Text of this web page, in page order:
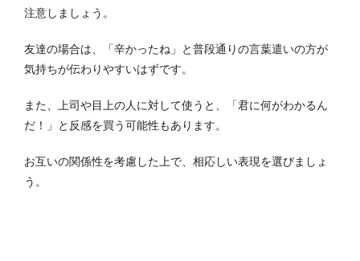
注意しましょう。
友達の場合は、「辛かったね」と普段通りの言葉遣いの方が
気持ちが伝わりやすいはずです。
また、上司や目上の人に対して使うと、「君に何がわかるん
だ！」と反感を買う可能性もあります。
お互いの関係性を考慮した上で、相応しい表現を選びましょ
う。